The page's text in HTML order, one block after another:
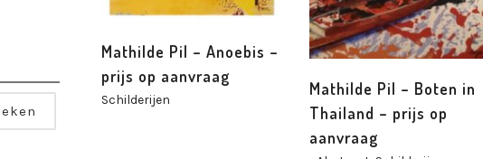
Mathilde Pil – Anoebis –
prijs op aanvraag
Schilderijen
Mathilde Pil – Boten in
Thailand – prijs op
aanvraag